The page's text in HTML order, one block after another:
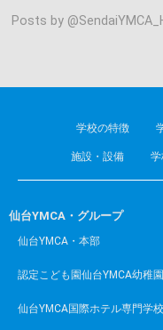
Posts by @
学校の特徴
施設・設備 学
仙台YMCA・グループ
仙台YMCA・本部
認定こども園仙台YMCA幼稚園
仙台YMCA国際ホテル専門学校